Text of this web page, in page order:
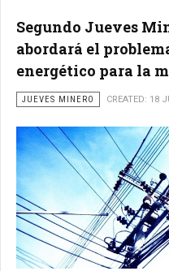
Segundo Jueves
abordará el
energético para la
JUEVES MINERO CREATED: 18